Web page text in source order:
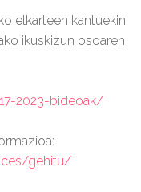
elkarteen kantuekin
ikuskizun osoaren
2023-bideoak/
gehitu/